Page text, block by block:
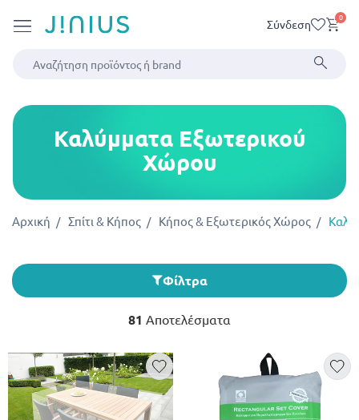
Σύνδεση 0
Καλύμματα Εξωτερικού
Χώρου
Αρχική Σπίτι & Κήπος Κήπος & Εξωτερικός Χώρος
Φίλτρα
81 Αποτελέσματα